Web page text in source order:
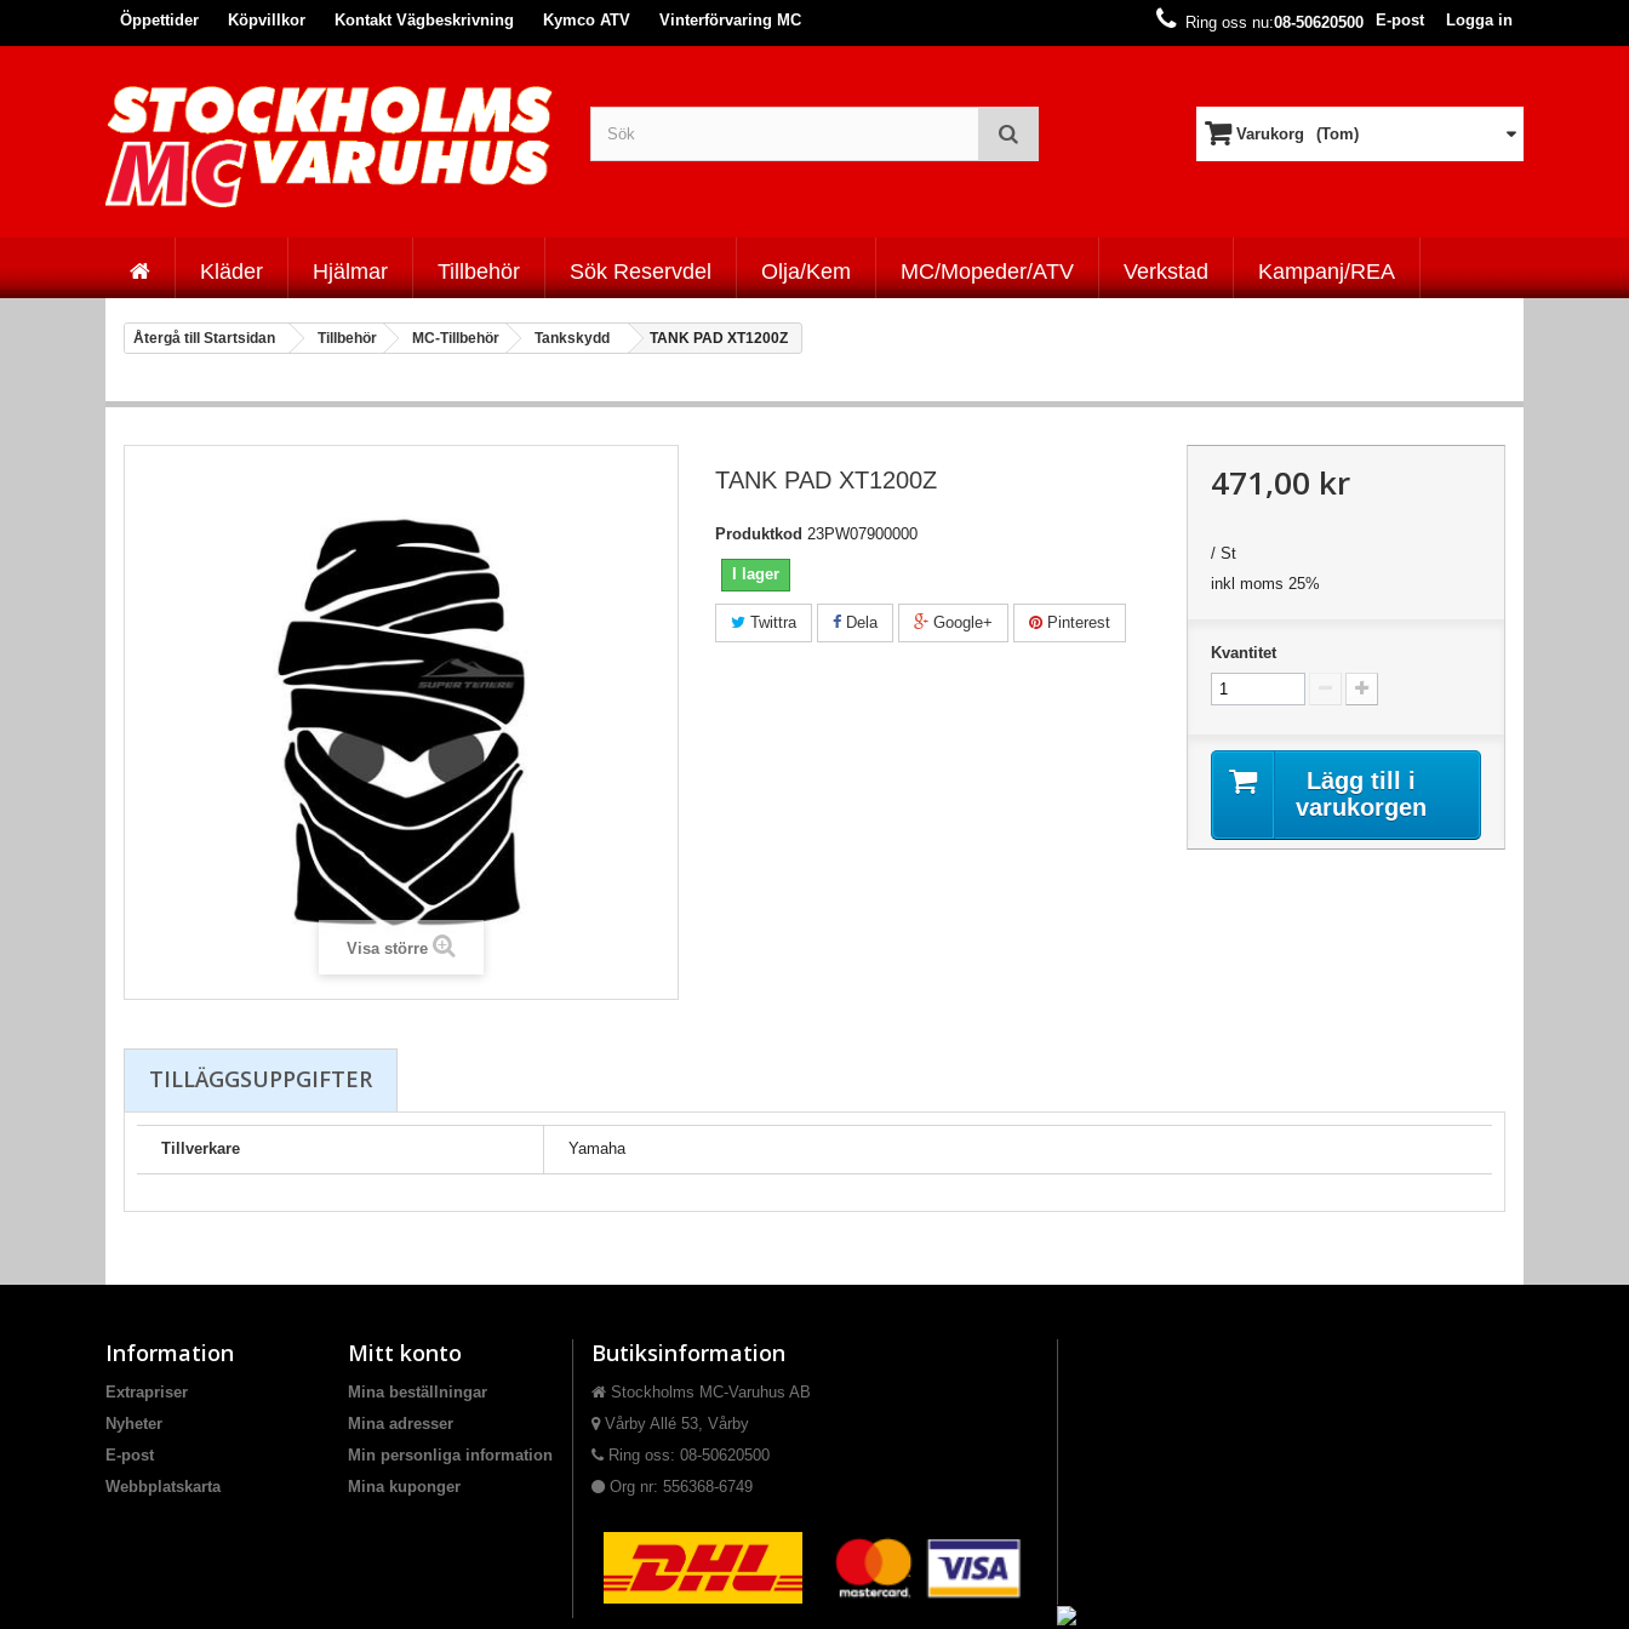
Öppettider Köpvillkor Kontakt Vägbeskrivning Kymco ATV Vinterförvaring MC Logga in
E-post
Ring oss nu:08-50620500
Varukorg (Tom)
Kläder Hjälmar Tillbehör Sök Reservdel Olja/Kem MC/Mopeder/ATV Verkstad Kampanj/REA
Återgå till Startsidan Tillbehör MC-Tillbehör Tankskydd TANK PAD XT1200Z
Visa större
TANK PAD XT1200Z
Produktkod 23PW07900000
I lager
Twittra Dela Google+ Pinterest
471,00 kr
/ St
inkl moms 25%
Kvantitet
Lägg till i
varukorgen
TILLÄGGSUPPGIFTER
Tillverkare Yamaha
Information
Extrapriser
Nyheter
E-post
Webbplatskarta
Mitt konto
Mina beställningar
Mina adresser
Min personliga information
Mina kuponger
Butiksinformation
Stockholms MC-Varuhus AB
Vårby Allé 53, Vårby
Ring oss: 08-50620500
Org nr: 556368-6749